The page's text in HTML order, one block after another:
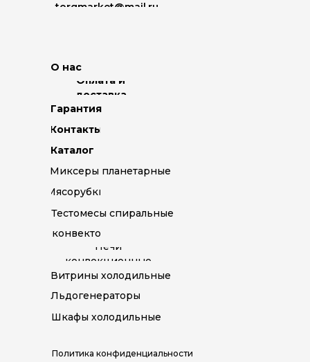
Каталог
О нас
Миксеры планетарные
Оплата и
доставка
Мясорубки
Гарантия
Тестомесы спиральные
Контакты
Пароконвектоматы
Печи
конвекционные
Витрины холодильные
Льдогенераторы
Шкафы холодильные
torgmarket@mail.ru
Политика конфиденциальности